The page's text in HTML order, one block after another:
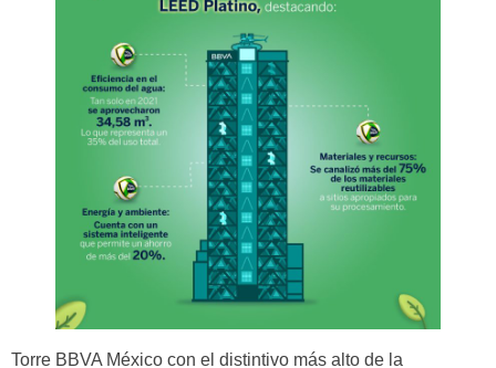
Torre BBVA México con el distintivo más alto de la